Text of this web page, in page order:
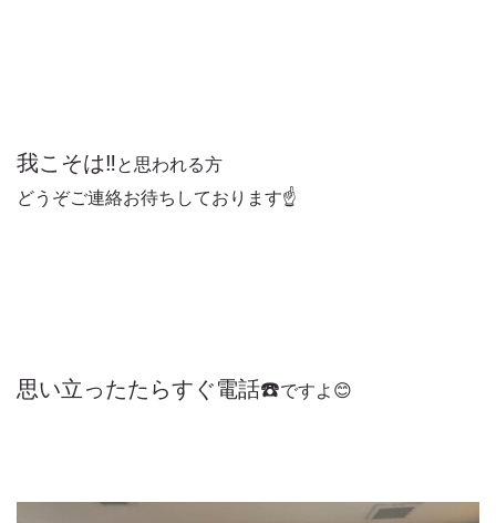
我こそは‼️と思われる方
どうぞご連絡お待ちしております☝️
思い立ったたらすぐ電話☎️ですよ😊